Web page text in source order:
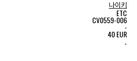
나이키
ETC
CV0559-006
-
40 EUR
-